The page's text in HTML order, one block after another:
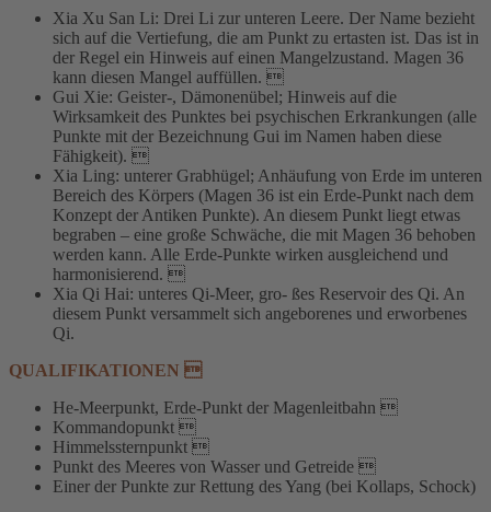
Xia Xu San Li: Drei Li zur unteren Leere. Der Name bezieht
sich auf die Vertiefung, die am Punkt zu ertasten ist. Das ist in
der Regel ein Hinweis auf einen Mangelzustand. Magen 36
kann diesen Mangel auffüllen. 
Gui Xie: Geister-, Dämonenübel; Hinweis auf die
Wirksamkeit des Punktes bei psychischen Erkrankungen (alle
Punkte mit der Bezeichnung Gui im Namen haben diese
Fähigkeit). 
Xia Ling: unterer Grabhügel; Anhäufung von Erde im unteren
Bereich des Körpers (Magen 36 ist ein Erde-Punkt nach dem
Konzept der Antiken Punkte). An diesem Punkt liegt etwas
begraben – eine große Schwäche, die mit Magen 36 behoben
werden kann. Alle Erde-Punkte wirken ausgleichend und
harmonisierend. 
Xia Qi Hai: unteres Qi-Meer, gro- ßes Reservoir des Qi. An
diesem Punkt versammelt sich angeborenes und erworbenes
Qi.
QUALIFIKATIONEN 
He-Meerpunkt, Erde-Punkt der Magenleitbahn 
Kommandopunkt 
Himmelssternpunkt 
Punkt des Meeres von Wasser und Getreide 
Einer der Punkte zur Rettung des Yang (bei Kollaps, Schock)